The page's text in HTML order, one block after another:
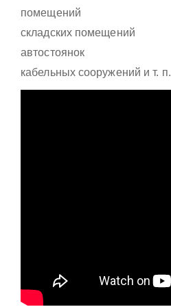
помещений
складских помещений
автостоянок
кабельных сооружений и т. п.